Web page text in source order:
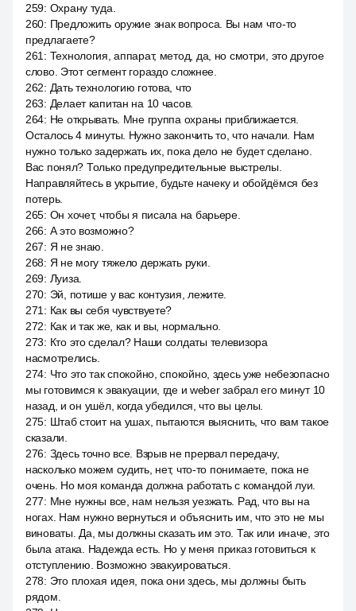
259: Охрану туда.
260: Предложить оружие знак вопроса. Вы нам что-то
предлагаете?
261 : Технология, аппарат, метод, да, но смотри, это другое
слово. Этот сегмент гораздо сложнее.
262: Дать технологию готова, что
263: Делает капитан на 10 часов.
264: Не открывать. Мне группа охраны приближается.
Осталось 4 минуты. Нужно закончить то, что начали. Нам
нужно только задержать их, пока дело не будет сделано.
Вас понял? Только предупредительные выстрелы.
Направляйтесь в укрытие, будьте начеку и обойдёмся без
потерь.
265: Он хочет, чтобы я писала на барьере.
266: А это возможно?
267: Я не знаю.
268: Я не могу тяжело держать руки.
269: Луиза.
270: Эй, потише у вас контузия, лежите.
271 : Как вы себя чувствуете?
272: Как и так же, как и вы, нормально.
273: Кто это сделал? Наши солдаты телевизора
насмотрелись.
274: Что это так спокойно, спокойно, здесь уже небезопасно
мы готовимся к эвакуации, где и weber забрал его минут 10
назад, и он ушёл, когда убедился, что вы целы.
275: Штаб стоит на ушах, пытаются выяснить, что вам такое
сказали.
276: Здесь точно все. Взрыв не прервал передачу,
насколько можем судить, нет, что-то понимаете, пока не
очень. Но моя команда должна работать с командой луи.
277: Мне нужны все, нам нельзя уезжать. Рад, что вы на
ногах. Нам нужно вернуться и объяснить им, что это не мы
виноваты. Да, мы должны сказать им это. Так или иначе, это
была атака. Надежда есть. Но у меня приказ готовиться к
отступлению. Возможно эвакуироваться.
278: Это плохая идея, пока они здесь, мы должны быть
рядом.